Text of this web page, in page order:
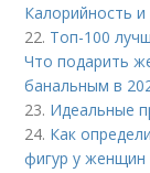
Калорийность
22. Топ-100
Что подарить
банальным в
23. Идеальные
24. Как
фигур у